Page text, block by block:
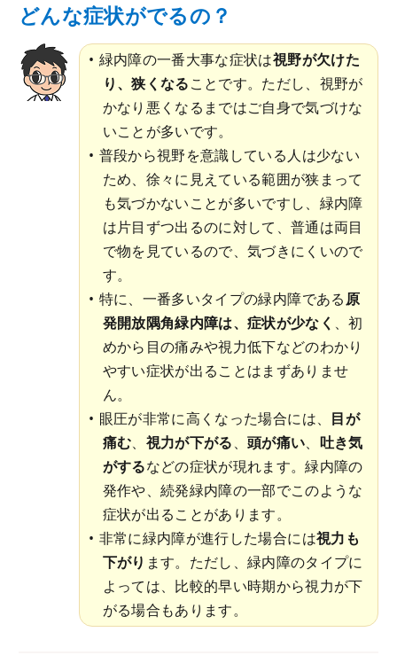
どんな症状がでるの？
緑内障の一番大事な症状は視野が欠けた
り、狭くなることです。ただし、視野が
かなり悪くなるまではご自身で気づけな
いことが多いです。
普段から視野を意識している人は少ない
ため、徐々に見えている範囲が狭まって
も気づかないことが多いですし、緑内障
は片目ずつ出るのに対して、普通は両目
で物を見ているので、気づきにくいので
す。
特に、一番多いタイプの緑内障である原
発開放隅角緑内障は、症状が少なく 、初
めから目の痛みや視力低下などのわかり
やすい症状が出ることはまずありませ
ん。
眼圧が非常に高くなった場合には、 目が
痛む、 視力が下がる、頭が痛い、 吐き気
がするなどの症状が現れます。緑内障の
発作や、続発緑内障の一部でこのような
症状が出ることがあります。
非常に緑内障が進行した場合には視力も
下がり ます。ただし、緑内障のタイプに
よっては、比較的早い時期から視力が下
がる場合もあります。